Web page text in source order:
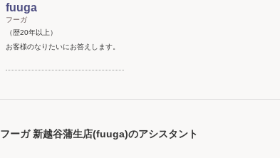
fuuga
フーガ
（歴20年以上）
お客様のなりたいにお答えします。
フーガ 新越谷蒲生店(fuuga)のアシスタント